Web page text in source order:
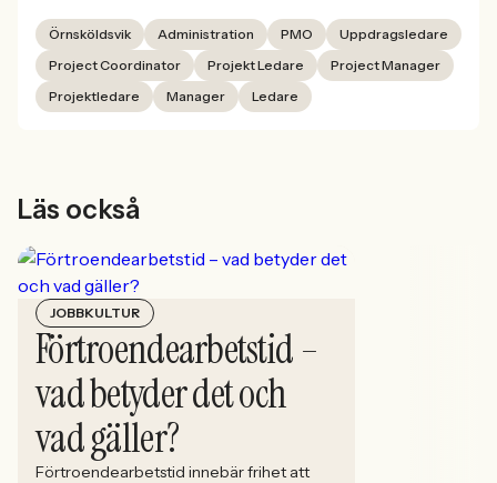
Örnsköldsvik Administration PMO
Uppdragsledare
Project Coordinator
Projekt Ledare
Project Manager
Projektledare
Manager Ledare
Läs också
JOBBKULTUR
Förtroendearbetstid –
vad betyder det och
vad gäller?
Förtroendearbetstid innebär frihet att